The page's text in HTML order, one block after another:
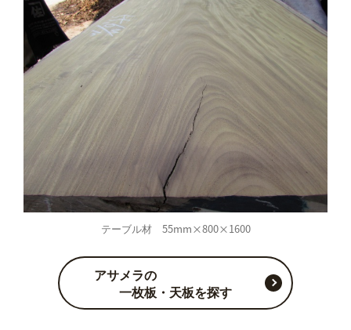
テーブル材 55mm×800×1600
アサメラの
一枚板・天板を探す